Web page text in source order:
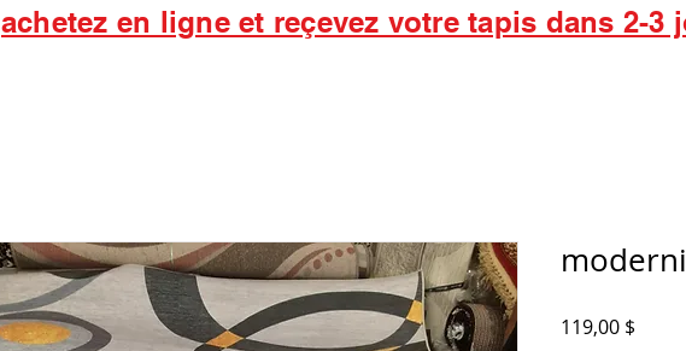
achetez en ligne et reçevez votre tapis dans 2-3
119,00 $